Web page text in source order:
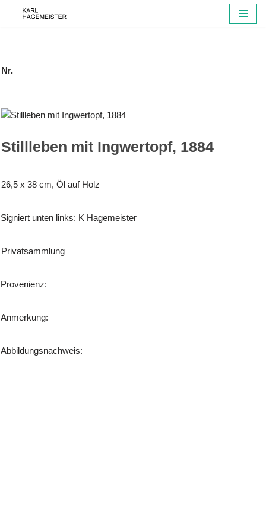
Nr.
Stillleben mit Ingwertopf, 1884
26,5 x 38 cm, Öl auf Holz
Signiert unten links: K Hagemeister
Privatsammlung
Provenienz:
Anmerkung:
Abbildungsnachweis: